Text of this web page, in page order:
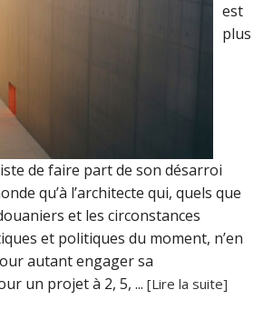
est
plus
de faire part de son désarroi
qu’à l’architecte qui, quels que
et les circonstances
et politiques du moment, n’en
autant engager sa
un projet à 2, 5, ...[Lire la suite]